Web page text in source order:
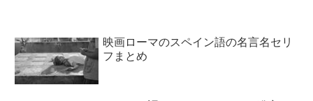
映画ローマのスペイン語の名言名セリ
フまとめ